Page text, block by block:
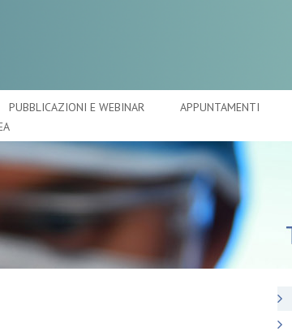
PUBBLICAZIONI E WEBINAR APPUNTAMENTI